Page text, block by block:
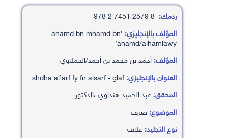
ردمك:
المؤلف بالإنجليزي: ’ahamd bn mhamd bn
’ahamd/alhamlawy
المؤلف:أحمد بن محمد بن أحمد/الحملاوي
العنوان بالإنجليزي:shdha al’arf fy fn alsarf - glaf
المحقق:عبد الحميد هنداوي ،الدكتور
الموضوع:صرف
نوع التجليد:غلاف